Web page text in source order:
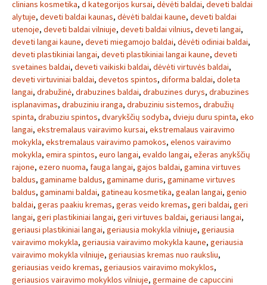
clinians kosmetika, d kategorijos kursai, dėvėti baldai, deveti baldai
alytuje, deveti baldai kaunas, dėvėti baldai kaune, deveti baldai
utenoje, deveti baldai vilniuje, deveti baldai vilnius, deveti langai,
deveti langai kaune, deveti miegamojo baldai, dėvėti odiniai baldai,
deveti plastikiniai langai, deveti plastikiniai langai kaune, deveti
svetaines baldai, deveti vaikiski baldai, dėvėti virtuvės baldai,
deveti virtuviniai baldai, devetos spintos, diforma baldai, doleta
langai, drabužinė, drabuzines baldai, drabuzines durys, drabuzines
isplanavimas, drabuziniu iranga, drabuziniu sistemos, drabužių
spinta, drabuziu spintos, dvarykščių sodyba, dvieju duru spinta, eko
langai, ekstremalaus vairavimo kursai, ekstremalaus vairavimo
mokykla, ekstremalaus vairavimo pamokos, elenos vairavimo
mokykla, emira spintos, euro langai, evaldo langai, ežeras anykščių
rajone, ezero nuoma, fauga langai, gajos baldai, gamina virtuves
baldus, gaminame baldus, gaminame duris, gaminame virtuves
baldus, gaminami baldai, gatineau kosmetika, gealan langai, genio
baldai, geras paakiu kremas, geras veido kremas, geri baldai, geri
langai, geri plastikiniai langai, geri virtuves baldai, geriausi langai,
geriausi plastikiniai langai, geriausia mokykla vilniuje, geriausia
vairavimo mokykla, geriausia vairavimo mokykla kaune, geriausia
vairavimo mokykla vilniuje, geriausias kremas nuo rauksliu,
geriausias veido kremas, geriausios vairavimo mokyklos,
geriausios vairavimo mokyklos vilniuje, germaine de capuccini